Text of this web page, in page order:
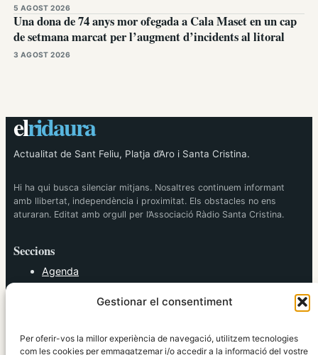
Gestionar el consentiment
Per oferir-vos la millor experiència de navegació, utilitzem tecnologies
com les cookies per emmagatzemar i/o accedir a la informació del vostre
5 AGOST 2026
Una dona de 74 anys mor ofegada a Cala Maset en un cap
de setmana marcat per l’augment d’incidents al litoral
3 AGOST 2026
elridaura
Actualitat de Sant Feliu, Platja d’Aro i Santa Cristina.
Hi ha qui busca silenciar mitjans. Nosaltres continuem informant
amb llibertat, independència i proximitat. Els obstacles no ens
aturaran. Editat amb orgull per l’Associació Ràdio Santa Cristina.
Seccions
Agenda
Cultura
Política
Societat